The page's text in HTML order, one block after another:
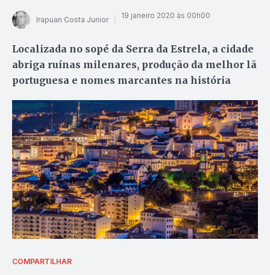
Irapuan Costa Junior 19 janeiro 2020 às 00h00
Localizada no sopé da Serra da Estrela, a cidade
abriga ruínas milenares, produção da melhor lã
portuguesa e nomes marcantes na história
COMPARTILHAR